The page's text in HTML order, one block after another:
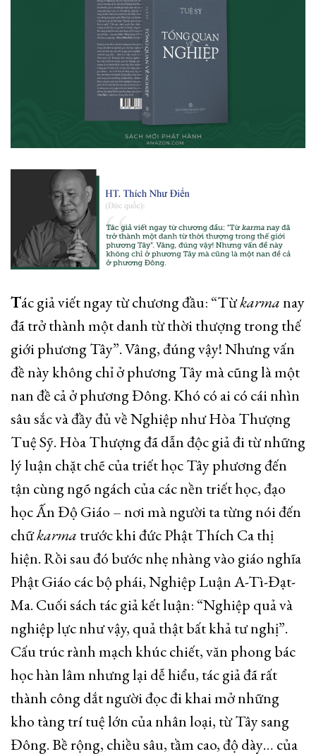
Tác giả viết ngay từ chương đầu: “Từkarmanay
đã trở thành một danh từ thời thượng trong thế
giới phương Tây”. Vâng, đúng vậy! Nhưng vấn
đề này không chỉ ở phương Tây mà cũng là một
nan đề cả ở phương Đông. Khó có ai có cái nhìn
sâu sắc và đầy đủ về Nghiệp như Hòa Thượng
Tuệ Sỹ. Hòa Thượng đã dẫn độc giả đi từ những
lý luận chặt chẽ của triết học Tây phương đến
tận cùng ngõ ngách của các nền triết học, đạo
học Ấn Độ Giáo – nơi mà người ta từng nói đến
chữkarma trước khi đức Phật Thích Ca thị
hiện. Rồi sau đó bước nhẹ nhàng vào giáo nghĩa
Phật Giáo các bộ phái, Nghiệp Luận A-Tì-Đạt-
Ma. Cuối sách tác giả kết luận: “Nghiệp quả và
nghiệp lực như vậy, quả thật bất khả tư nghị”.
Cấu trúc rành mạch khúc chiết, văn phong bác
học hàn lâm nhưng lại dễ hiểu, tác giả đã rất
thành công dắt người đọc đi khai mở những
kho tàng trí tuệ lớn của nhân loại, từ Tây sang
Đông. Bề rộng, chiều sâu, tầm cao, độ dày… của